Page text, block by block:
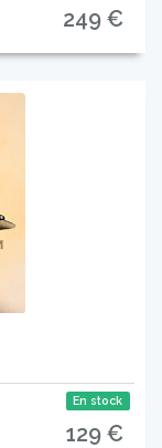
249 €
En stock
129 €